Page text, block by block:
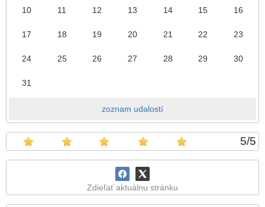
10 11 12 13 14 15 16
17 18 19 20 21 22 23
24 25 26 27 28 29 30
31
zoznam udalostí
5/5
Zdieľať aktuálnu stránku